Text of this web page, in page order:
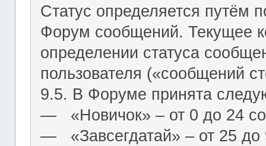
Статус определяется путём
Форум сообщений. Текущее
определении статуса
пользователя («сообщений
9.5. В Форуме принята
― «Новичок» – от 0 до 24
― «Завсегдатай» – от 25 до